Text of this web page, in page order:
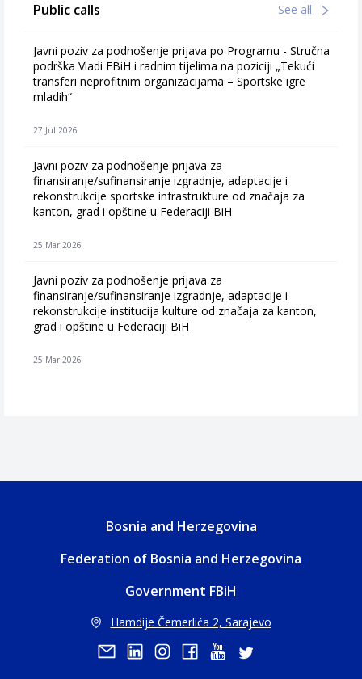
Public calls See all
Javni poziv za podnošenje prijava po Programu - Stručna
podrška Vladi FBiH i radnim tijelima na poziciji „Tekući
transferi neprofitnim organizacijama – Sportske igre
mladih“
27 Jul 2026
Javni poziv za podnošenje prijava za
finansiranje/sufinansiranje izgradnje, adaptacije i
rekonstrukcije sportske infrastrukture od značaja za
kanton, grad i opštine u Federaciji BiH
25 Mar 2026
Javni poziv za podnošenje prijava za
finansiranje/sufinansiranje izgradnje, adaptacije i
rekonstrukcije institucija kulture od značaja za kanton,
grad i opštine u Federaciji BiH
25 Mar 2026
Bosnia and Herzegovina
Federation of Bosnia and Herzegovina
Government FBiH
Hamdije Čemerlića 2, Sarajevo